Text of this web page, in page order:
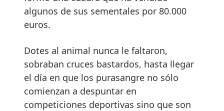
algunos de sus sementales por 80.000
euros.
Dotes al animal nunca le faltaron,
sobraban cruces bastardos, hasta llegar
el día en que los purasangre no sólo
comienzan a despuntar en
competiciones deportivas sino que son